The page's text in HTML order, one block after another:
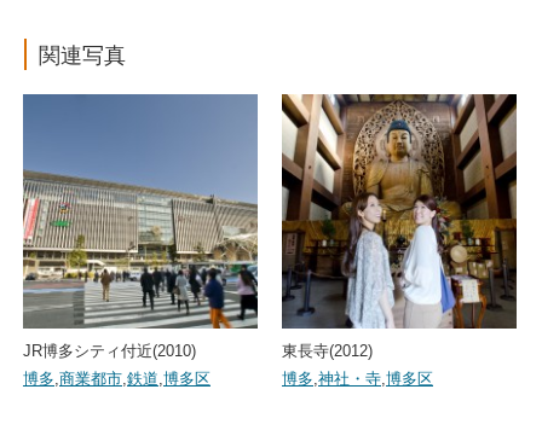
関連写真
JR博多シティ付近(2010)
博多,商業都市,鉄道,博多区
東長寺(2012)
博多,神社・寺,博多区